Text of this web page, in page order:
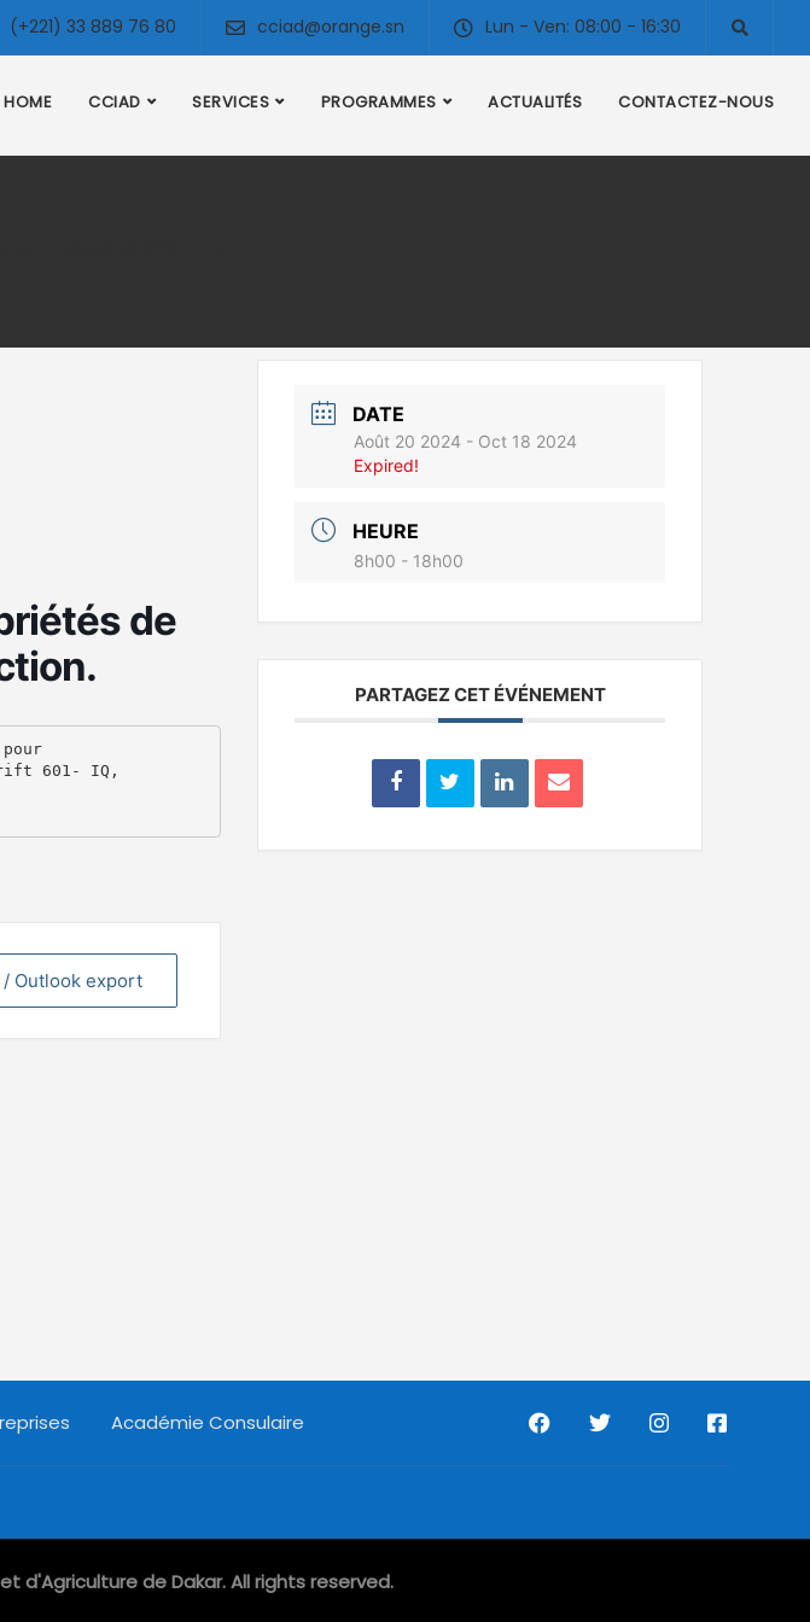
(+221) 33 889 76 80 cciad@orange.sn Lun - Ven: 08:00 - 16:30
HOME CCIAD SERVICES PROGRAMMES ACTUALITÉS CONTACTEZ-NOUS
de
601- IQ,
/ Outlook export
DATE
Août 20 2024 - Oct 18 2024
Expired!
HEURE
8h00 - 18h00
PARTAGEZ CET ÉVÉNEMENT
Académie Consulaire
d'Agriculture de Dakar. All rights reserved.